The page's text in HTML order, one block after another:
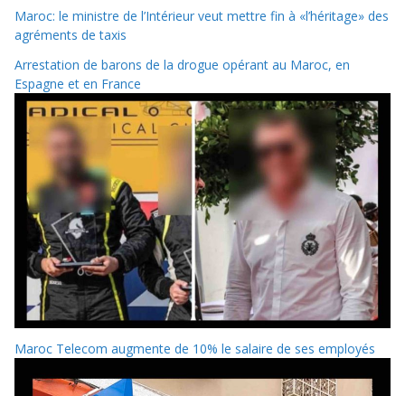
Maroc: le ministre de l’Intérieur veut mettre fin à «l’héritage» des
agréments de taxis
Arrestation de barons de la drogue opérant au Maroc, en
Espagne et en France
Maroc Telecom augmente de 10% le salaire de ses employés